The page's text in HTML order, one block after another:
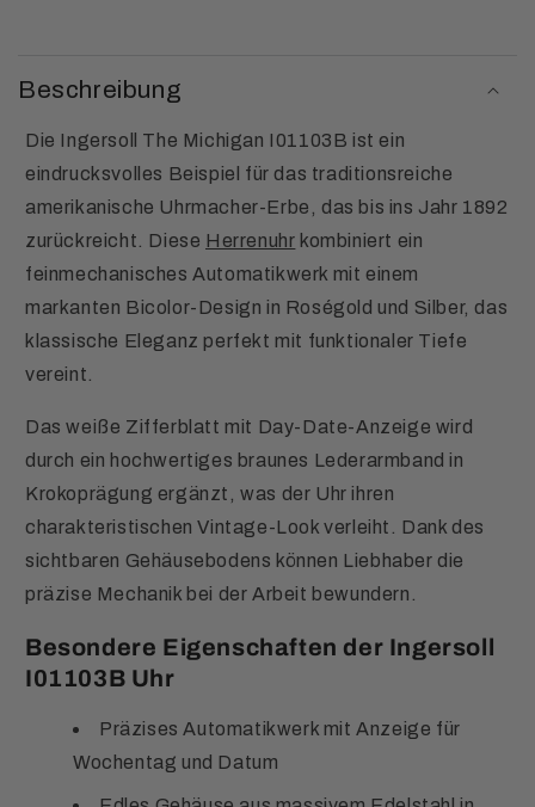
Beschreibung
Die Ingersoll The Michigan I01103B ist ein
eindrucksvolles Beispiel für das traditionsreiche
amerikanische Uhrmacher-Erbe, das bis ins Jahr 1892
zurückreicht. Diese Herrenuhr kombiniert ein
feinmechanisches Automatikwerk mit einem
markanten Bicolor-Design in Roségold und Silber, das
klassische Eleganz perfekt mit funktionaler Tiefe
vereint.
Das weiße Zifferblatt mit Day-Date-Anzeige wird
durch ein hochwertiges braunes Lederarmband in
Krokoprägung ergänzt, was der Uhr ihren
charakteristischen Vintage-Look verleiht. Dank des
sichtbaren Gehäusebodens können Liebhaber die
präzise Mechanik bei der Arbeit bewundern.
Besondere Eigenschaften der Ingersoll
I01103B Uhr
Präzises Automatikwerk mit Anzeige für
Wochentag und Datum